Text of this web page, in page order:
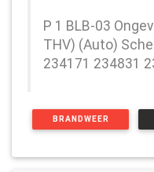
P 1 BLB-03
THV) (Auto)
234171 234831
BRANDWEER